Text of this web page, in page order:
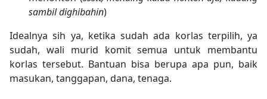
sambil dighibahin)
Idealnya sih ya, ketika sudah ada korlas terpilih, ya
sudah, wali murid komit semua untuk membantu
korlas tersebut. Bantuan bisa berupa apa pun, baik
masukan, tanggapan, dana, tenaga.